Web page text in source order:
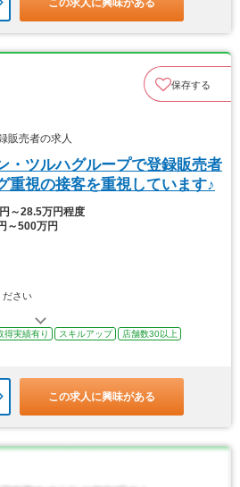
この求人に興味がある
保存する
販売者の求人
・ツルハグループで登録販売者
重視の接客を重視しています♪
～28.5万円程度
～500万円
さい
得実績有り スキルアップ
店舗数30以上
この求人に興味がある